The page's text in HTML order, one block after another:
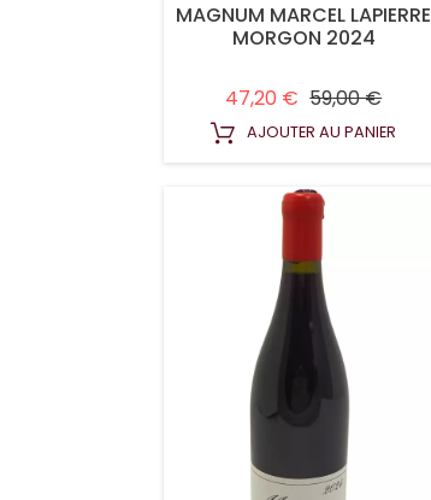
MAGNUM MARCEL LAPIERRE
MORGON 2024
47,20 € Prix habituel
59,00 €Prix
AJOUTER AU PANIER